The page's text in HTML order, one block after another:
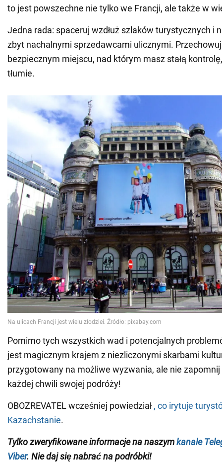
to jest powszechne nie tylko we Francji, ale także w
Jedna rada: spaceruj wzdłuż szlaków turystycznych i
zbyt nachalnymi sprzedawcami ulicznymi.
bezpiecznym miejscu, nad którym masz stałą
tłumie.
Pomimo tych wszystkich wad i potencjalnych
jest magicznym krajem z niezliczonymi skarbami
przygotowany na możliwe wyzwania, ale nie
każdej chwili swojej podróży!
OBOZREVATEL wcześniej powiedział , co irytuje
Kazachstanie.
Tylko zweryfikowane informacje na naszymkanale
Viber. Nie daj się nabrać na podróbki!